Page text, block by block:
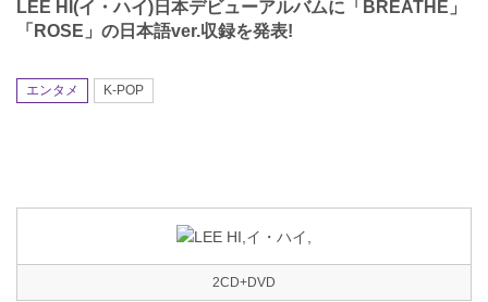
LEE HI(イ・ハイ)日本デビューアルバムに「BREATHE」
「ROSE」の日本語ver.収録を発表!
エンタメ K-POP
2CD+DVD